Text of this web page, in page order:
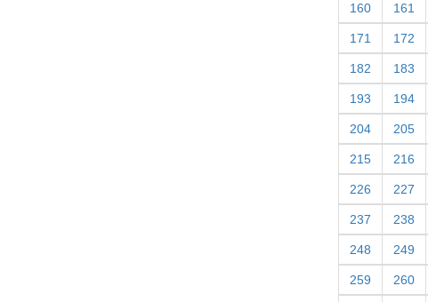
160 161
171 172
182 183
193 194
204 205
215 216
226 227
237 238
248 249
259 260